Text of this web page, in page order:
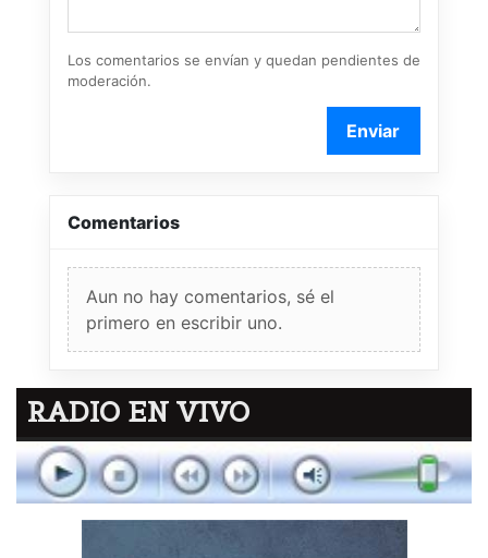
Los comentarios se envían y quedan pendientes de
moderación.
Enviar
Comentarios
Aun no hay comentarios, sé el
primero en escribir uno.
RADIO EN VIVO